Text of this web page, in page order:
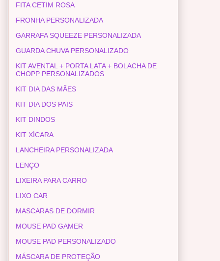
FITA CETIM ROSA
FRONHA PERSONALIZADA
GARRAFA SQUEEZE PERSONALIZADA
GUARDA CHUVA PERSONALIZADO
KIT AVENTAL + PORTA LATA + BOLACHA DE
CHOPP PERSONALIZADOS
KIT DIA DAS MÃES
KIT DIA DOS PAIS
KIT DINDOS
KIT XÍCARA
LANCHEIRA PERSONALIZADA
LENÇO
LIXEIRA PARA CARRO
LIXO CAR
MASCARAS DE DORMIR
MOUSE PAD GAMER
MOUSE PAD PERSONALIZADO
MÁSCARA DE PROTEÇÃO